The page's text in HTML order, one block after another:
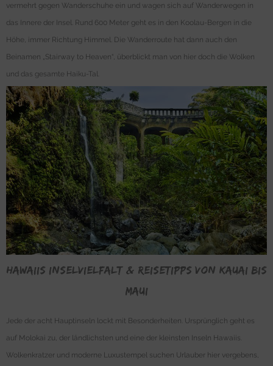
vermehrt gegen Wanderschuhe ein und wagen sich auf Wanderwegen in
das Innere der Insel. Rund 600 Meter geht es in den Koolau-Bergen in die
Höhe, immer Richtung Himmel. Die Wanderroute hat dann auch den
Beinamen „Stairway to Heaven“, überblickt man von hier doch die Wolken
und das gesamte Haiku-Tal.
Hawaiis Inselvielfalt & Reisetipps von Kauai bis
Maui
Jede der acht Hauptinseln lockt mit Besonderheiten. Ursprünglich geht es
auf Molokai zu, der ländlichsten und eine der kleinsten Inseln Hawaiis.
Wolkenkratzer und moderne Luxustempel suchen Urlauber hier vergebens,